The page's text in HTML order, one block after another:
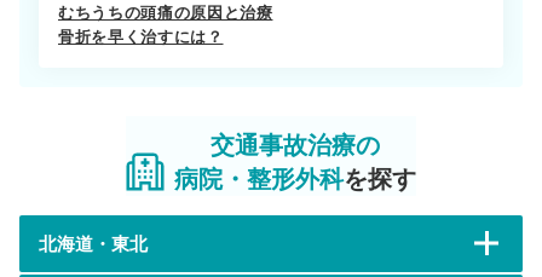
むちうちの頭痛の原因と治療
骨折を早く治すには？
交通事故治療の
病院・整形外科を探す
北海道・東北